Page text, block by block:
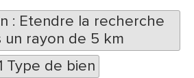
: Etendre la recherche
un rayon de 5 km
Type de bien